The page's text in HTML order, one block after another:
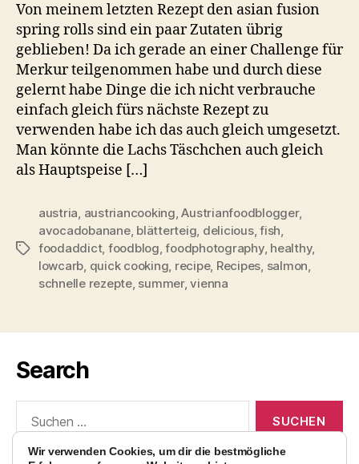
Von meinem letzten Rezept den asian fusion
spring rolls sind ein paar Zutaten übrig
geblieben! Da ich gerade an einer Challenge für
Merkur teilgenommen habe und durch diese
gelernt habe Dinge die ich nicht verbrauche
einfach gleich fürs nächste Rezept zu
verwenden habe ich das auch gleich umgesetzt.
Man könnte die Lachs Täschchen auch gleich
als Hauptspeise […]
Schlagwörter
austria, austriancooking,Austrianfoodblogger,
avocadobanane, blätterteig, delicious,fish,
foodaddict, foodblog,foodphotography, healthy,
lowcarb, quick cooking, recipe, Recipes, salmon,
schnelle rezepte, summer,vienna
Search
nach:
Wir verwenden Cookies, um dir die bestmögliche